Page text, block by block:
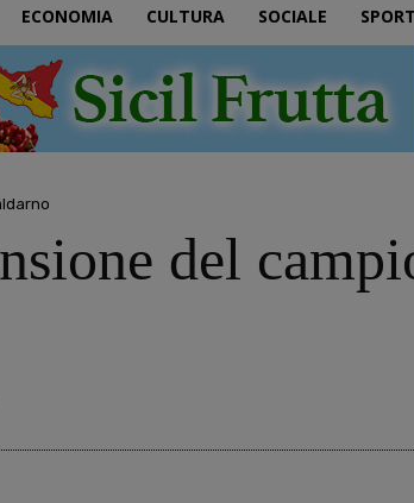
ECONOMIA CULTURA SOCIALE SPORT
del